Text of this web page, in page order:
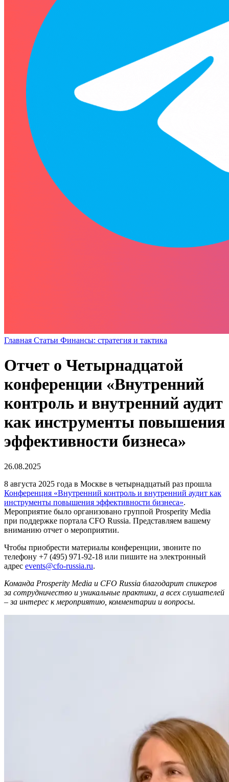
Главная Статьи Финансы: стратегия и тактика
Отчет о Четырнадцатой
конференции «Внутренний
контроль и внутренний аудит
как инструменты повышения
эффективности бизнеса»
26.08.2025
8 августа 2025 года в Москве в четырнадцатый раз прошла
Конференция «Внутренний контроль и внутренний аудит как
инструменты повышения эффективности бизнеса».
Мероприятие было организовано группой Prosperity Media
при поддержке портала CFO Russia. Представляем вашему
вниманию отчет о мероприятии.
Чтобы приобрести материалы конференции, звоните по
телефону +7 (495) 971-92-18 или пишите на электронный
адрес events@cfo-russia.ru.
Команда Prosperity Media и CFO Russia благодарит спикеров
за сотрудничество и уникальные практики, а всех слушателей
– за интерес к мероприятию, комментарии и вопросы.